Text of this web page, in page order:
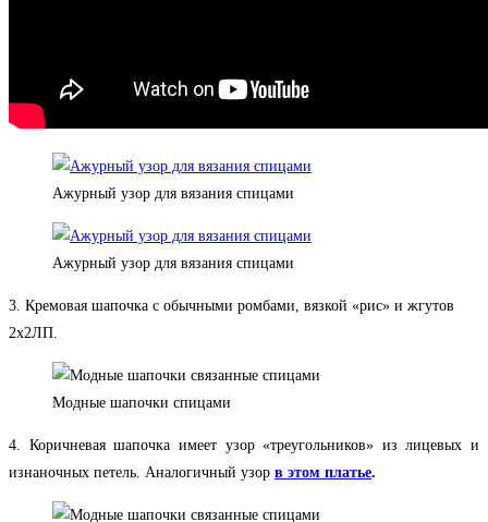
Ажурный узор для вязания спицами
Ажурный узор для вязания спицами
3. Кремовая шапочка с обычными ромбами, вязкой «рис» и жгутов
2х2ЛП.
Модные шапочки спицами
4. Коричневая шапочка имеет узор «треугольников» из лицевых и
изнаночных петель. Аналогичный узор в этом платье.